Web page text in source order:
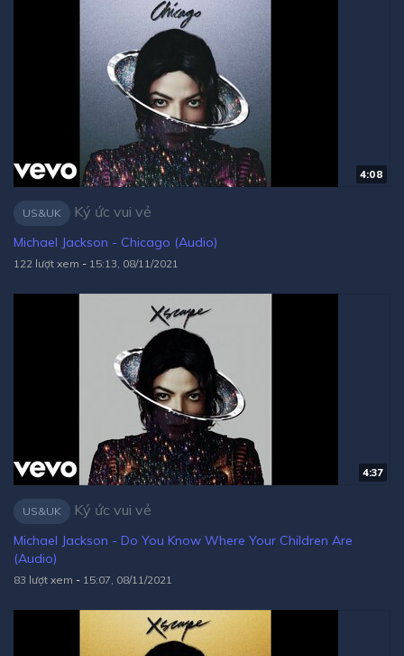
4:08
US&UK Ký ức vui vẻ
Michael Jackson - Chicago (Audio)
122 lượt xem - 15:13, 08/11/2021
4:37
US&UK Ký ức vui vẻ
Michael Jackson - Do You Know Where Your Children Are
(Audio)
83 lượt xem - 15:07, 08/11/2021